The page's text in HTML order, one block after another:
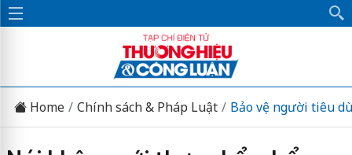
Home Chính sách & Pháp Luật Bảo vệ người tiêu